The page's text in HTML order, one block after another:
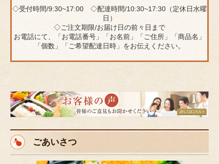
◇受付時間/9:30~17:00 ◇配達時間/10:30~17:30（定休日水曜
日）
◇ご注文期限/お届け日の前々日まで
お電話にて、「お電話番号」「お名前」「ご住所」「商品名」
「個数」「ご希望配達日時」をお伝えください。
皆
様
の
ご
意
見
ごあいさつ